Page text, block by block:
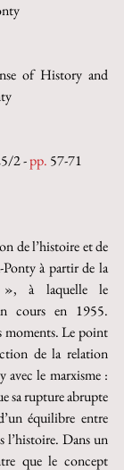
of History and
2 - pp. 57-71
de l’histoire et de
à partir de la
», à laquelle le
cours en 1955.
moments. Le point
de la relation
avec le marxisme :
sa rupture abrupte
équilibre entre
l’histoire. Dans un
que le concept